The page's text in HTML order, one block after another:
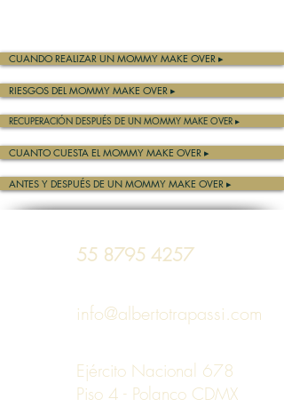
CUANDO REALIZAR UN MOMMY MAKE OVER ▸
RIESGOS DEL MOMMY MAKE OVER ▸
RECUPERACIÓN DESPUÉS DE UN MOMMY MAKE OVER ▸
CUANTO CUESTA EL MOMMY MAKE OVER ▸
ANTES Y DESPUÉS DE UN MOMMY MAKE OVER ▸
Ejército Nacional 678
Piso 4 - Polanco CDMX
55 8795 4257
info@albertotrapassi.com